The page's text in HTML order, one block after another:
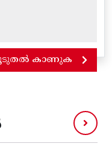
കാണുക